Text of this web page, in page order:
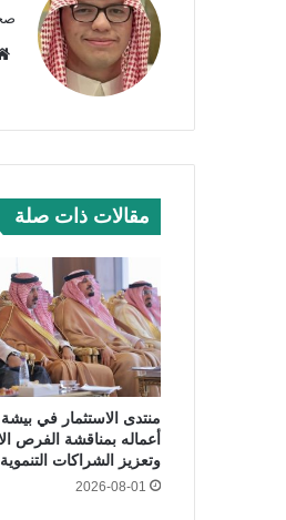
مقالات ذات صلة
أعماله بمناقشة الفرص
وتعزيز الشراكات التنموية
2026-08-01